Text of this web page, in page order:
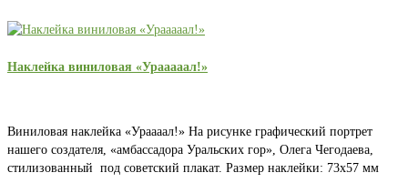
Наклейка виниловая «Урааааал!»
Виниловая наклейка «Ураааал!» На рисунке графический портрет
нашего создателя, «амбассадора Уральских гор», Олега Чегодаева,
стилизованный под советский плакат. Размер наклейки: 73х57 мм